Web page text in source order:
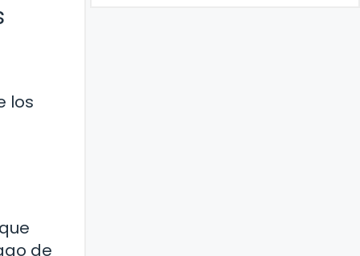
los
de